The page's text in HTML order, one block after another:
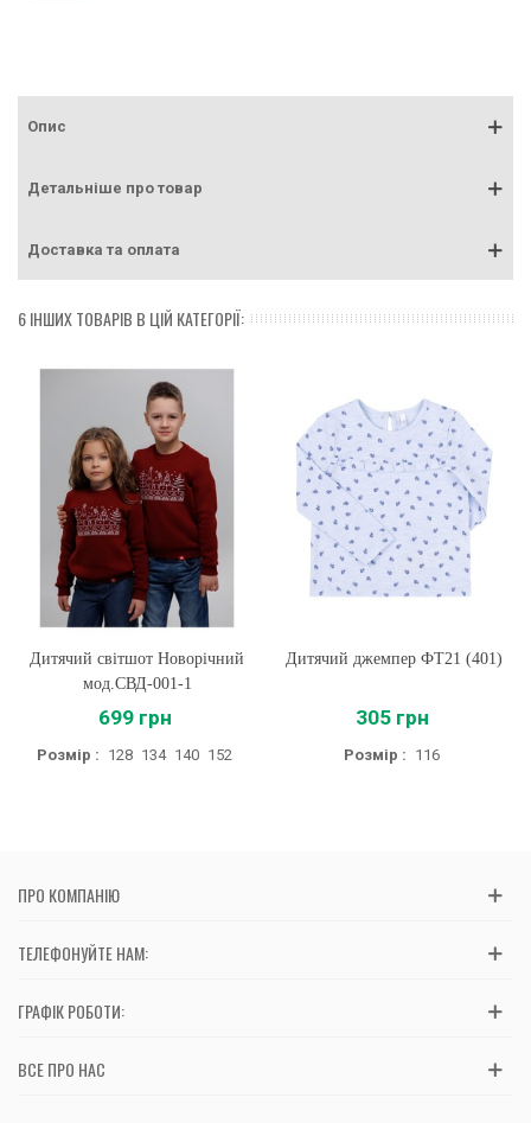
Опис
Детальніше про товар
Доставка та оплата
6 ІНШИХ ТОВАРІВ В ЦІЙ КАТЕГОРІЇ:
Дитячий світшот Новорічний
мод.СВД-001-1
699 грн
Розмір : 128 134 140 152
Дитячий джемпер ФТ21 (401)
305 грн
Розмір : 116
ПРО КОМПАНІЮ
ТЕЛЕФОНУЙТЕ НАМ:
ГРАФІК РОБОТИ:
ВСЕ ПРО НАС